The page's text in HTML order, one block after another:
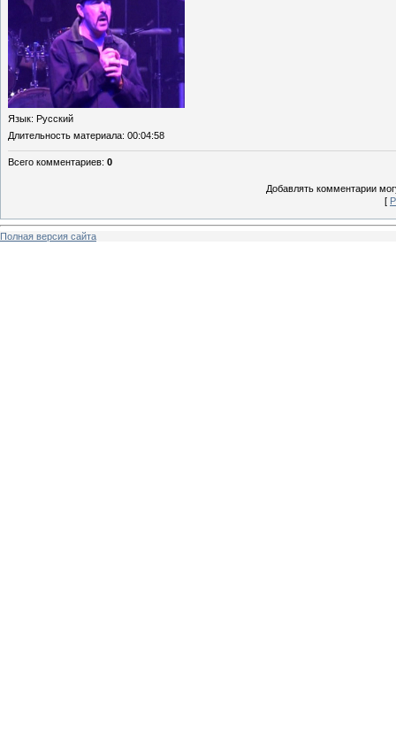
Язык: Русский
Длительность материала: 00:04:58
Всего комментариев: 0
Добавлять комментарии
[
Полная версия сайта